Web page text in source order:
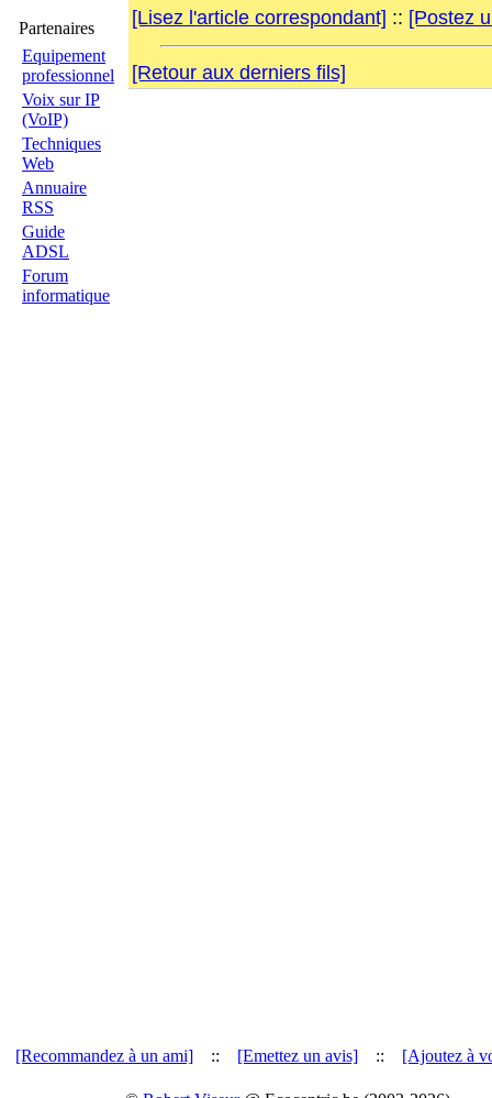
Partenaires
Equipement
professionnel
Voix sur IP
(VoIP)
Techniques
Web
Annuaire
RSS
Guide
ADSL
Forum
informatique
[Lisez l'article correspondant] :: [Postez
[Retour aux derniers fils]
[Recommandez à un ami] :: [Emettez un avis] :: [Ajoutez à